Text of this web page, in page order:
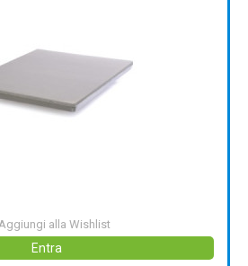
alla Wishlist
Entra